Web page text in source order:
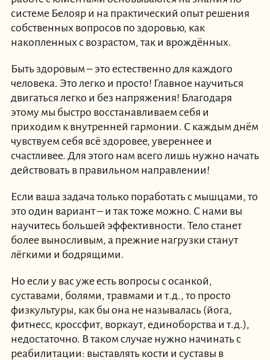
системе Белояр и на практический опыт решения
собственных вопросов по здоровью, как
накопленных с возрастом, так и врождённых.
Быть здоровым – это естественно для каждого
человека. Это легко и просто! Главное научиться
двигаться легко и без напряжения! Благодаря
этому мы быстро восстанавливаем себя и
приходим к внутренней гармонии. С каждым днём
чувствуем себя всё здоровее, увереннее и
счастливее. Для этого нам всего лишь нужно начать
действовать в правильном направлении!
Если ваша задача только поработать с мышцами, то
это один вариант – и так тоже можно. С нами вы
научитесь большей эффективности. Тело станет
более выносливым, а прежние нагрузки станут
лёгкими и бодрящими.
Но если у вас уже есть вопросы с осанкой,
суставами, болями, травмами и т.д., то просто
физкультуры, как бы она не называлась (йога,
фитнесс, кроссфит, воркаут, единоборства и т.д.),
недостаточно. В таком случае нужно начинать с
реабилитации: выставлять кости и суставы в